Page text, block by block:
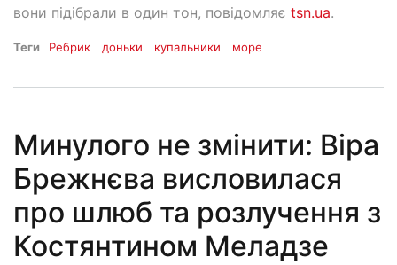
вони підібрали в один тон, повідомляє tsn.ua.
Теги Ребрик доньки купальники море
Минулого не змінити: Віра
Брежнєва висловилася
про шлюб та розлучення з
Костянтином Меладзе